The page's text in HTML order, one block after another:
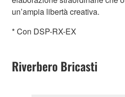
un’ampia libertà creativa.
* Con DSP-RX-EX
Riverbero Bricasti